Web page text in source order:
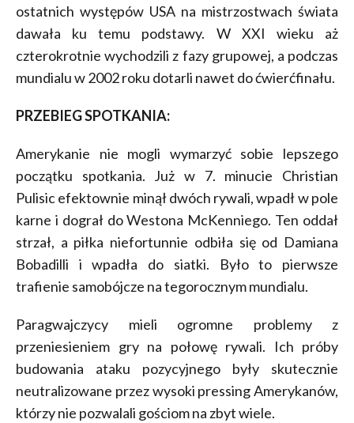
ostatnich występów USA na mistrzostwach świata
dawała ku temu podstawy. W XXI wieku aż
czterokrotnie wychodzili z fazy grupowej, a podczas
mundialu w 2002 roku dotarli nawet do ćwierćfinału.
PRZEBIEG SPOTKANIA:
Amerykanie nie mogli wymarzyć sobie lepszego
początku spotkania. Już w 7. minucie Christian
Pulisic efektownie minął dwóch rywali, wpadł w pole
karne i dograł do Westona McKenniego. Ten oddał
strzał, a piłka niefortunnie odbiła się od Damiana
Bobadilli i wpadła do siatki. Było to pierwsze
trafienie samobójcze na tegorocznym mundialu.
Paragwajczycy mieli ogromne problemy z
przeniesieniem gry na połowę rywali. Ich próby
budowania ataku pozycyjnego były skutecznie
neutralizowane przez wysoki pressing Amerykanów,
którzy nie pozwalali gościom na zbyt wiele.